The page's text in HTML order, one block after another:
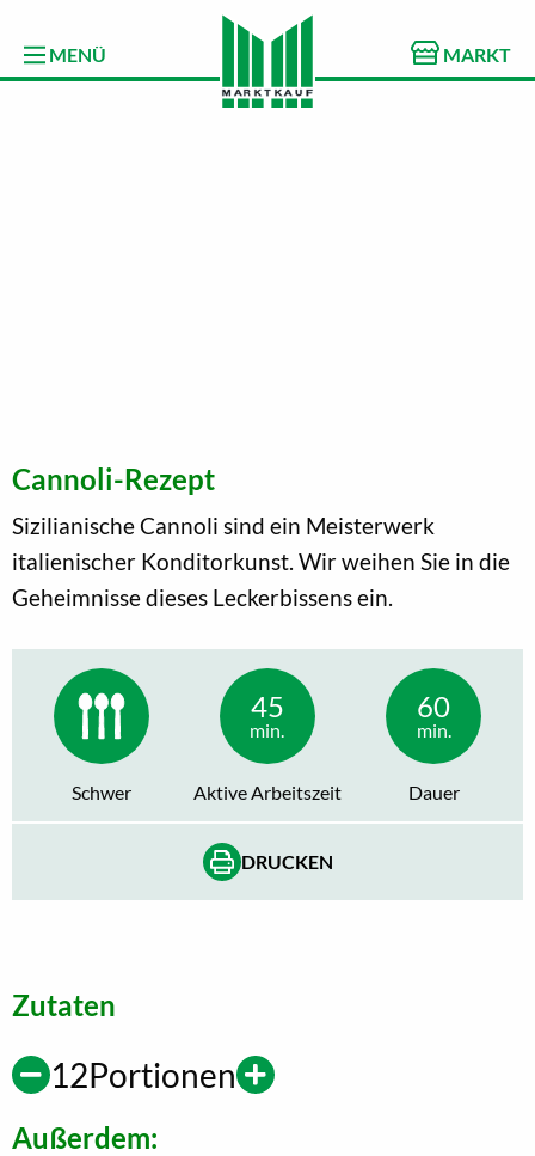
MENÜ MARKT
Cannoli-Rezept
Sizilianische Cannoli sind ein Meisterwerk
italienischer Konditorkunst. Wir weihen Sie in die
Geheimnisse dieses Leckerbissens ein.
Schwer
45
min.
Aktive Arbeitszeit
60
min.
Dauer
DRUCKEN
Zutaten
12Portionen
Außerdem: